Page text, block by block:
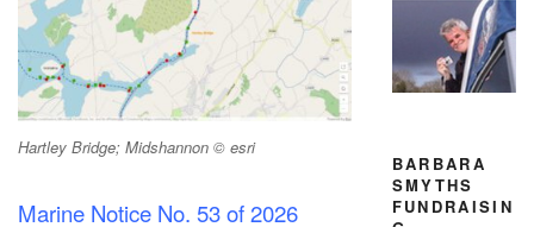
Hartley Bridge; Midshannon © esri
Marine Notice No. 53 of 2026
BARBARA
SMYTHS
FUNDRAISIN